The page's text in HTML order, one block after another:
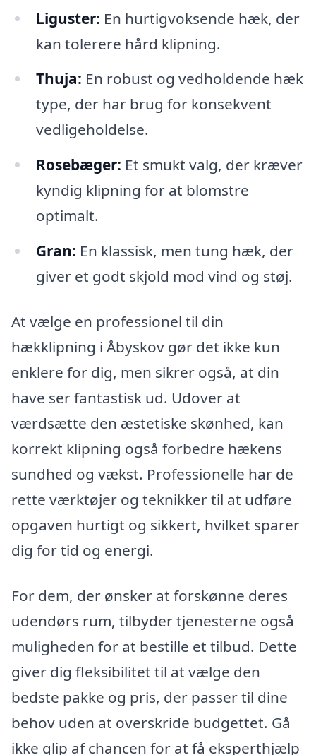
Liguster: En hurtigvoksende hæk, der
kan tolerere hård klipning.
Thuja: En robust og vedholdende hæk
type, der har brug for konsekvent
vedligeholdelse.
Rosebæger: Et smukt valg, der kræver
kyndig klipning for at blomstre
optimalt.
Gran: En klassisk, men tung hæk, der
giver et godt skjold mod vind og støj.
At vælge en professionel til din
hækklipning i Åbyskov gør det ikke kun
enklere for dig, men sikrer også, at din
have ser fantastisk ud. Udover at
værdsætte den æstetiske skønhed, kan
korrekt klipning også forbedre hækens
sundhed og vækst. Professionelle har de
rette værktøjer og teknikker til at udføre
opgaven hurtigt og sikkert, hvilket sparer
dig for tid og energi.
For dem, der ønsker at forskønne deres
udendørs rum, tilbyder tjenesterne også
muligheden for at bestille et tilbud. Dette
giver dig fleksibilitet til at vælge den
bedste pakke og pris, der passer til dine
behov uden at overskride budgettet. Gå
ikke glip af chancen for at få eksperthjælp